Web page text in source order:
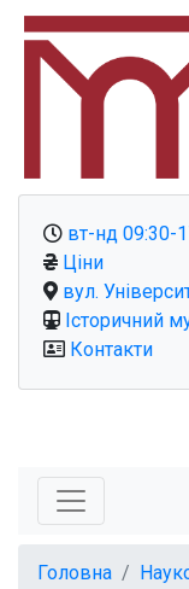
вт-нд 09:30-
Ціни
вул.
Історичний
Контакти
Головна